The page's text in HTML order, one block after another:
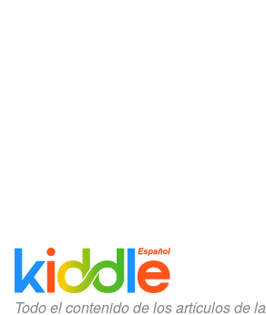
Todo el contenido de los artículos de la